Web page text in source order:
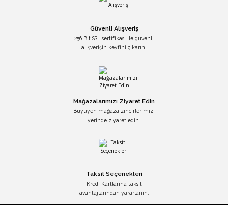
Güvenli Alışveriş
256 Bit SSL sertifikası ile güvenli
alışverişin keyfini çıkarın.
Mağazalarımızı Ziyaret Edin
Büyüyen mağaza zincirlerimizi
yerinde ziyaret edin.
Taksit Seçenekleri
Kredi Kartlarına taksit
avantajlarından yararlanın.